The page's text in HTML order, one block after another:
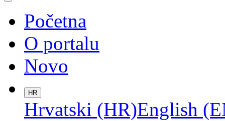
Početna
O portalu
Novo
HR
Hrvatski (HR)English